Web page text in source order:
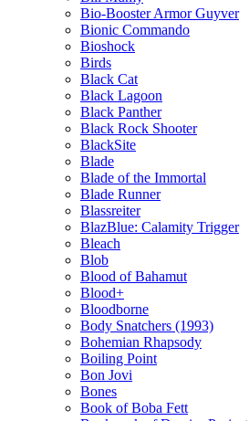
Bio-Booster Armor Guyver
Bionic Commando
Bioshock
Birds
Black Cat
Black Lagoon
Black Panther
Black Rock Shooter
BlackSite
Blade
Blade of the Immortal
Blade Runner
Blassreiter
BlazBlue: Calamity Trigger
Bleach
Blob
Blood of Bahamut
Blood+
Bloodborne
Body Snatchers (1993)
Bohemian Rhapsody
Boiling Point
Bon Jovi
Bones
Book of Boba Fett